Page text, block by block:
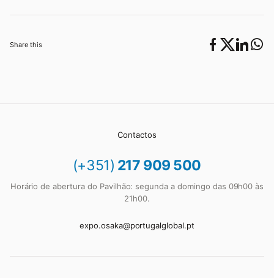
Share this
Contactos
(+351) 217 909 500
Horário de abertura do Pavilhão: segunda a domingo das 09h00 às
21h00.
expo.osaka@portugalglobal.pt